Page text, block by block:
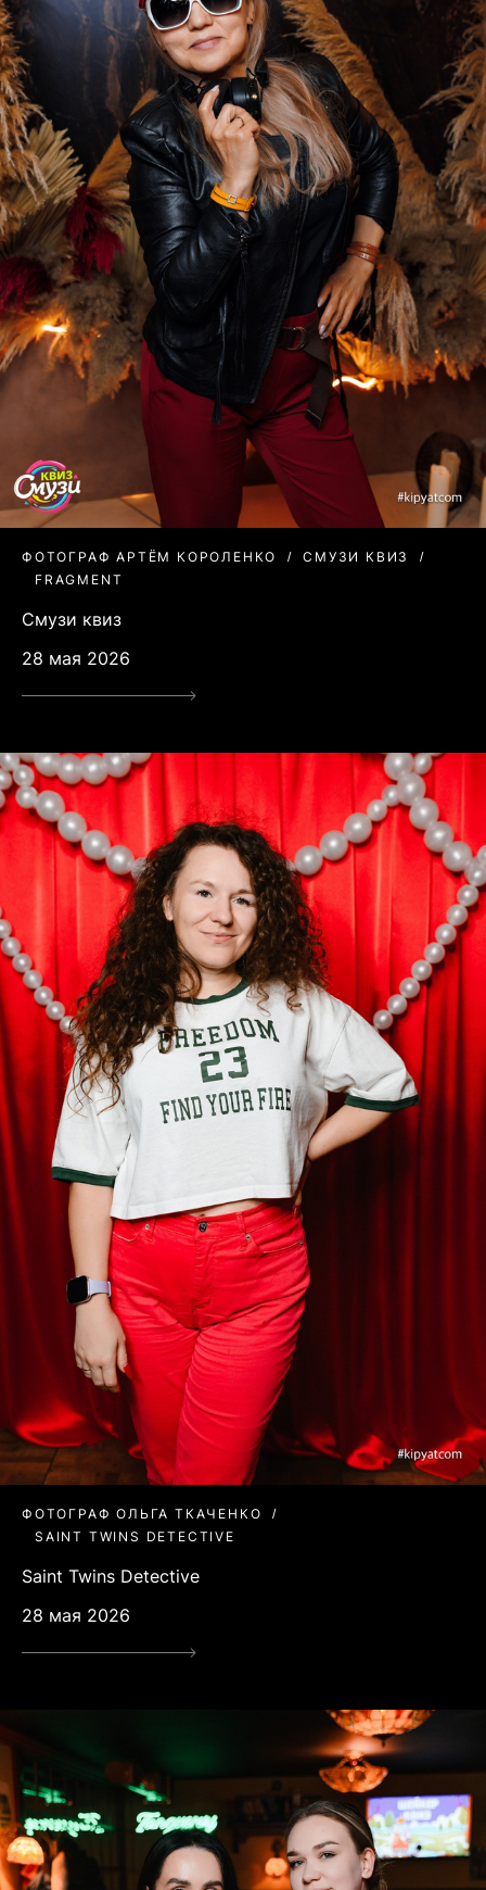
ФОТОГРАФ АРТЁМ КОРОЛЕНКО
СМУЗИ КВИЗ
FRAGMENT
Смузи квиз
28 мая 2026
ФОТОГРАФ ОЛЬГА ТКАЧЕНКО
SAINT TWINS DETECTIVE
Saint Twins Detective
28 мая 2026